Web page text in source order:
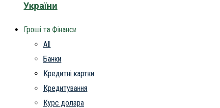
України
Гроші та Фінанси
All
Банки
Кредитні картки
Кредитування
Курс долара